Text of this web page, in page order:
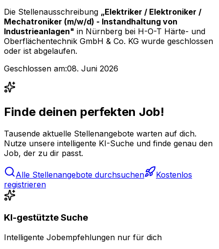
Die Stellenausschreibung „Elektriker / Elektroniker /
Mechatroniker (m/w/d) - Instandhaltung von
Industrieanlagen" in Nürnberg bei H-O-T Härte- und
Oberflächentechnik GmbH & Co. KG wurde geschlossen
oder ist abgelaufen.
Geschlossen am:08. Juni 2026
Finde deinen perfekten Job!
Tausende aktuelle Stellenangebote warten auf dich.
Nutze unsere intelligente KI-Suche und finde genau den
Job, der zu dir passt.
Alle Stellenangebote durchsuchen
Kostenlos
registrieren
KI-gestützte Suche
Intelligente Jobempfehlungen nur für dich